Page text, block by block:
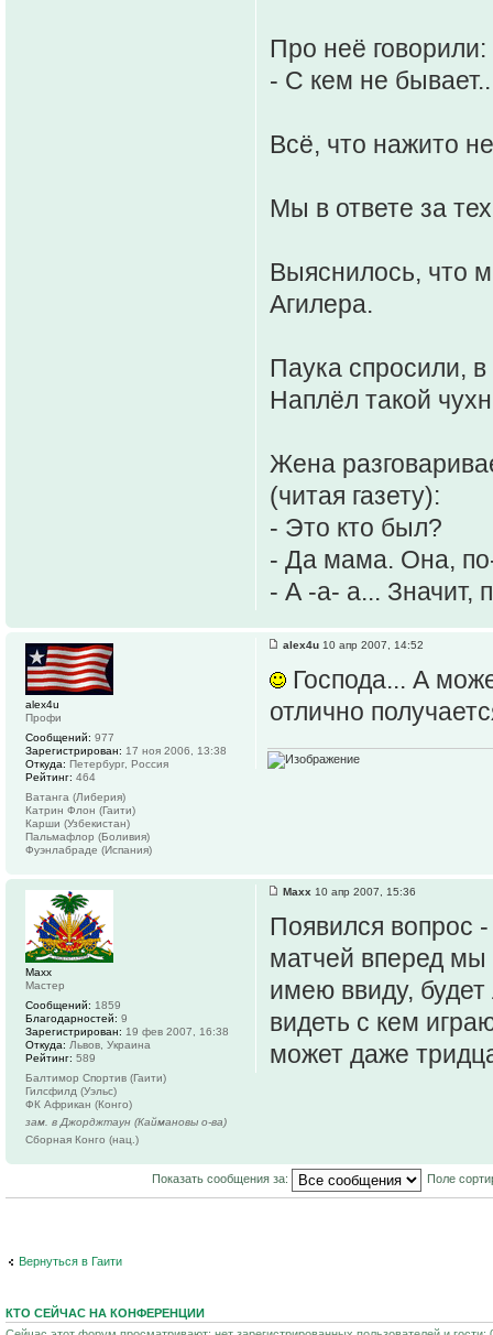
Про неё говорили:
- С кем не
Всё, что нажито
Мы в ответе за
Выяснилось, что
Агилера.
Паука спросили,
Наплёл такой
Жена
(читая газету):
- Это кто был?
- Да мама. Она,
- А -а- а... Значит,
alex4u 10 апр 2007, 14:52
Господа... А
отлично
alex4u
Профи
Сообщений: 977
Зарегистрирован: 17 ноя 2006, 13:38
Откуда: Петербург, Россия
Рейтинг: 464
Ватанга (Либерия)
Катрин Флон (Гаити)
Карши (Узбекистан)
Пальмафлор (Боливия)
Фуэнлабраде (Испания)
Maxx 10 апр 2007, 15:36
Появился вопрос
матчей вперед мы
имею ввиду,
видеть с кем
может даже
Maxx
Мастер
Сообщений: 1859
Благодарностей: 9
Зарегистрирован: 19 фев 2007, 16:38
Откуда: Львов, Украина
Рейтинг: 589
Балтимор Спортив (Гаити)
Гилсфилд (Уэльс)
ФК Африкан (Конго)
зам. в Джорджтаун (Каймановы о-ва)
Сборная Конго (нац.)
Показать сообщения за: Поле
Вернуться в Гаити
КТО СЕЙЧАС НА КОНФЕРЕНЦИИ